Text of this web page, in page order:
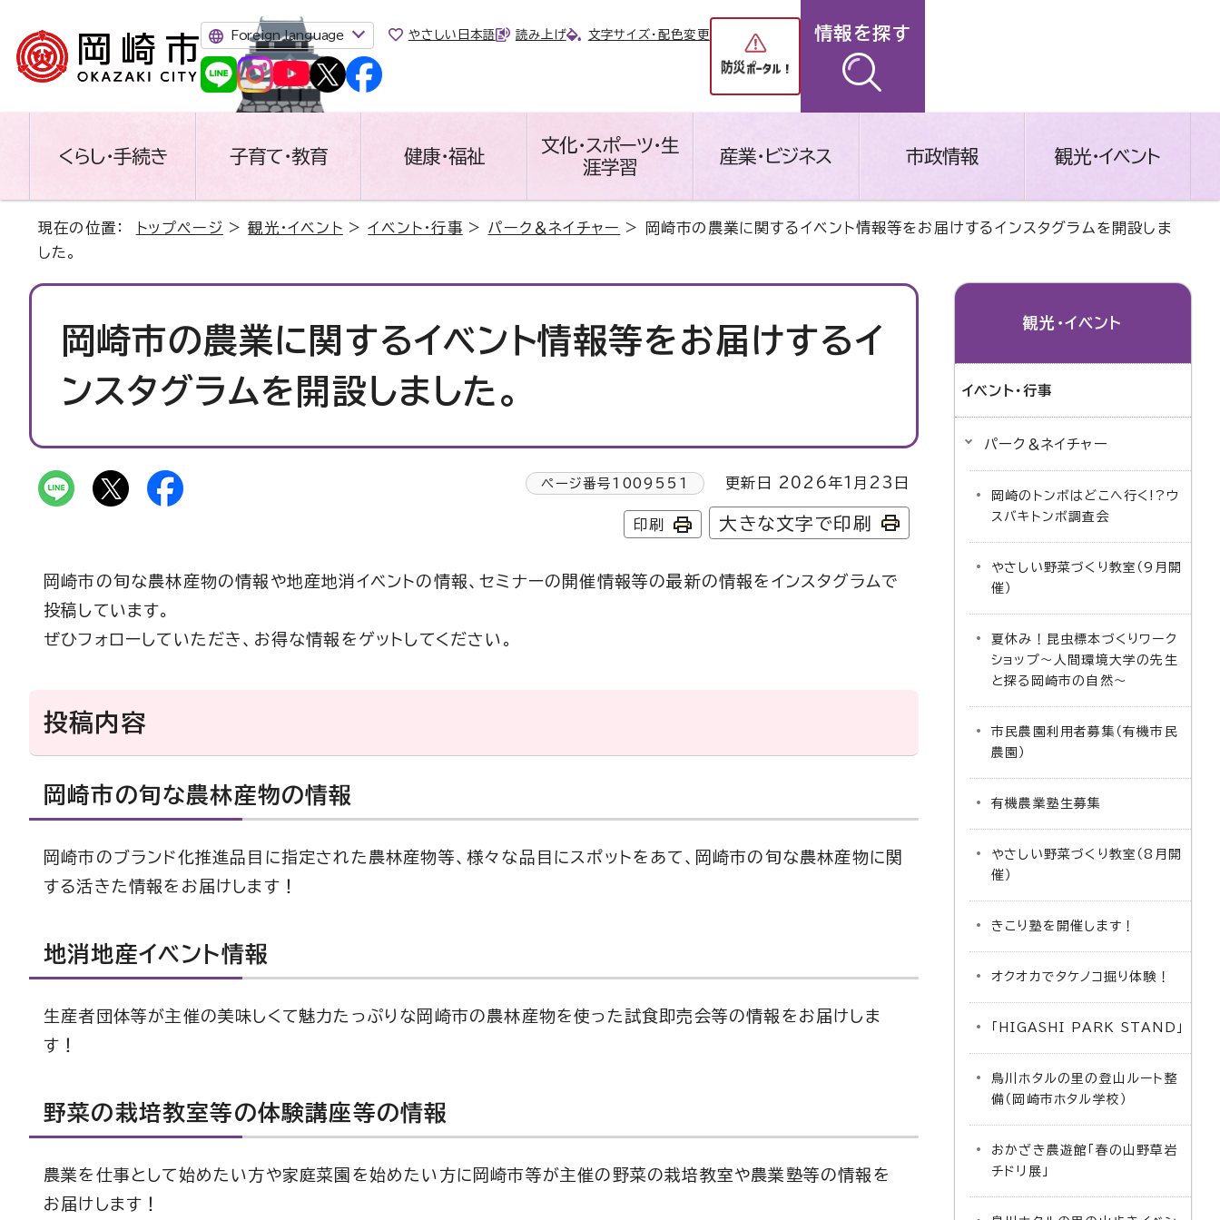
Foreign language やさしい日本語 読み上げ 文字サイズ・配色変更 情報を探す
くらし・手続き 子育て・教育 健康・福祉
文化・スポーツ・生
涯学習
産業・ビジネス 市政情報 観光・イベント
現在の位置： トップページ >観光・イベント >イベント・行事 > パーク＆ネイチャー > 岡崎市の農業に関するイベント情報等をお届けするインスタグラムを開設しま
した。
岡崎市の農業に関するイベント情報等をお届けするイ
ンスタグラムを開設しました。
ページ番号 1009551 更新日 2026年1月23日
印刷 大きな文字で印刷
岡崎市の旬な農林産物の情報や地産地消イベントの情報、セミナーの開催情報等の最新の情報をインスタグラムで
投稿しています。
ぜひフォローしていただき、お得な情報をゲットしてください。
投稿内容
岡崎市の旬な農林産物の情報
岡崎市のブランド化推進品目に指定された農林産物等、様々な品目にスポットをあて、岡崎市の旬な農林産物に関
する活きた情報をお届けします！
地消地産イベント情報
生産者団体等が主催の美味しくて魅力たっぷりな岡崎市の農林産物を使った試食即売会等の情報をお届けしま
す！
野菜の栽培教室等の体験講座等の情報
農業を仕事として始めたい方や家庭菜園を始めたい方に岡崎市等が主催の野菜の栽培教室や農業塾等の情報を
お届けします！
観光・イベント
イベント・行事
パーク＆ネイチャー
岡崎のトンボはどこへ行く!?ウ
スバキトンボ調査会
やさしい野菜づくり教室（9月開
催）
夏休み！昆虫標本づくりワーク
ショップ～人間環境大学の先生
と探る岡崎市の自然～
市民農園利用者募集（有機市民
農園）
有機農業塾生募集
やさしい野菜づくり教室（8月開
催）
きこり塾を開催します！
オクオカでタケノコ掘り体験！
「HIGASHI PARK STAND」
鳥川ホタルの里の登山ルート整
備（岡崎市ホタル学校）
おかざき農遊館「春の山野草岩
チドリ展」